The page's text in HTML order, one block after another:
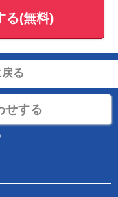
る(無料)
る
せする